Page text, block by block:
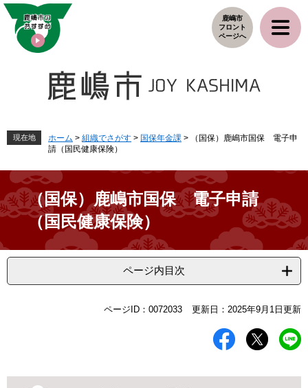
ペ
メ
鹿嶋市
フロント
ページへ
現在地 ホーム > 組織でさがす > 国保年金課 >
（国保）鹿嶋市国保 電子申
請（国民健康保険）
（国保）鹿嶋市国保 電子申請
（国民健康保険）
ページ内目次
ページID：0072033 更新日：2025年9月1日更新